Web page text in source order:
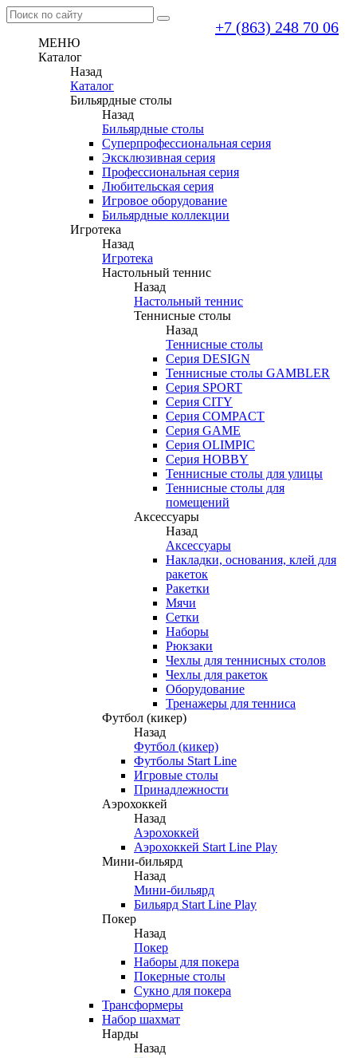
+7 (863) 248 70 06
МЕНЮ
Каталог
Назад
Каталог
Бильярдные столы
Назад
Бильярдные столы
Суперпрофессиональная серия
Эксклюзивная серия
Профессиональная серия
Любительская серия
Игровое оборудование
Бильярдные коллекции
Игротека
Назад
Игротека
Настольный теннис
Назад
Настольный теннис
Теннисные столы
Назад
Теннисные столы
Серия DESIGN
Теннисные столы GAMBLER
Серия SPORT
Серия CITY
Серия COMPACT
Серия GAME
Серия OLIMPIC
Серия HOBBY
Теннисные столы для улицы
Теннисные столы для
помещений
Аксессуары
Назад
Аксессуары
Накладки, основания, клей для
ракеток
Ракетки
Мячи
Сетки
Наборы
Рюкзаки
Чехлы для теннисных столов
Чехлы для ракеток
Оборудование
Тренажеры для тенниса
Футбол (кикер)
Назад
Футбол (кикер)
Футболы Start Line
Игровые столы
Принадлежности
Аэрохоккей
Назад
Аэрохоккей
Аэрохоккей Start Line Play
Мини-бильярд
Назад
Мини-бильярд
Бильярд Start Line Play
Покер
Назад
Покер
Наборы для покера
Покерные столы
Сукно для покера
Трансформеры
Набор шахмат
Нарды
Назад